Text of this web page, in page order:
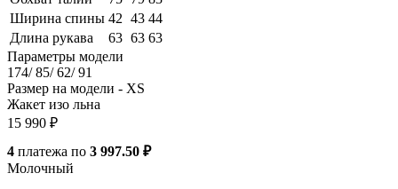
Ширина спины 42 43 44
Длина рукава
63 63 63
Параметры модели
174/ 85/ 62/ 91
Размер на модели - XS
Жакет изо льна
15 990 ₽
4 платежа по 3 997.50 ₽
Молочный